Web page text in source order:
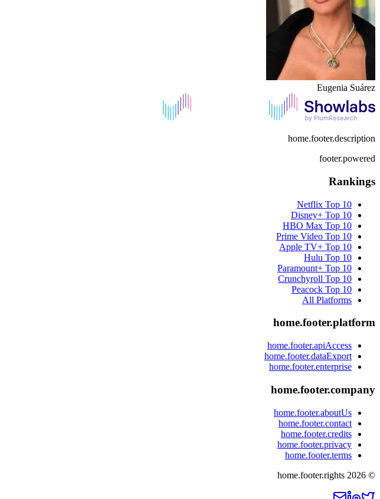
Eugenia Suárez
home.footer.description
footer.powered
Rankings
Netflix Top 10
Disney+ Top 10
HBO Max Top 10
Prime Video Top 10
Apple TV+ Top 10
Hulu Top 10
Paramount+ Top 10
Crunchyroll Top 10
Peacock Top 10
All Platforms
home.footer.platform
home.footer.apiAccess
home.footer.dataExport
home.footer.enterprise
home.footer.company
home.footer.aboutUs
home.footer.contact
home.footer.credits
home.footer.privacy
home.footer.terms
©
2026
home.footer.rights